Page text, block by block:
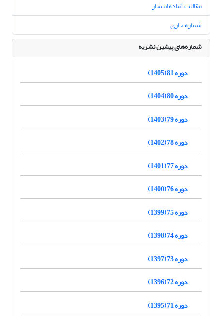
مقالات آماده انتشار
شماره جاری
شماره‌های پیشین نشریه
دوره 81 (1405)
دوره 80 (1404)
دوره 79 (1403)
دوره 78 (1402)
دوره 77 (1401)
دوره 76 (1400)
دوره 75 (1399)
دوره 74 (1398)
دوره 73 (1397)
دوره 72 (1396)
دوره 71 (1395)